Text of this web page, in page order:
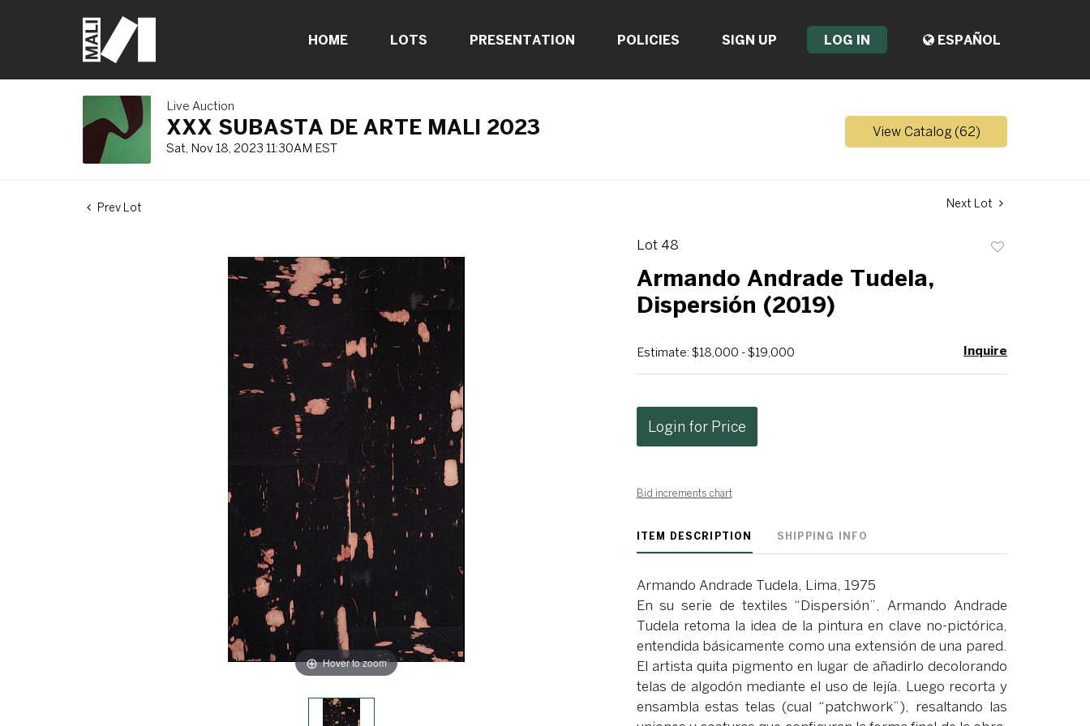
HOME LOTS PRESENTATION POLICIES SIGN UP LOG IN ESPAÑOL
Live Auction
XXX SUBASTA DE ARTE MALI 2023
Sat, Nov 18, 2023 11:30AM EST
View Catalog (62)
Prev Lot Next Lot
Hover to zoom
Lot 48
Armando Andrade Tudela,
Dispersión (2019)
Estimate: $18,000 - $19,000 Inquire
Login for Price
Bid increments chart
ITEM DESCRIPTION SHIPPING INFO
Armando Andrade Tudela, Lima, 1975
En su serie de textiles “Dispersión”, Armando Andrade
Tudela retoma la idea de la pintura en clave no-pictórica,
entendida básicamente como una extensión de una pared.
El artista quita pigmento en lugar de añadirlo decolorando
telas de algodón mediante el uso de lejía. Luego recorta y
ensambla estas telas (cual “patchwork”), resaltando las